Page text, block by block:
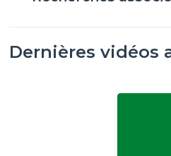
Dernières vidéos